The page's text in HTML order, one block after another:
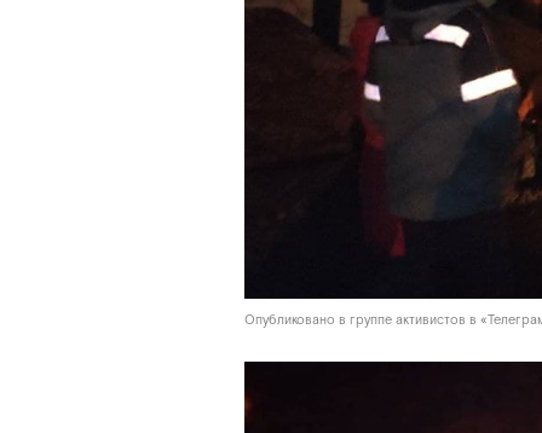
Опубликовано в группе активистов в